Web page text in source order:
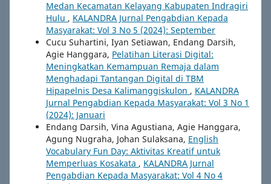
Medan Kecamatan Kelayang Kabupaten Indragiri
Hulu , KALANDRA Jurnal Pengabdian Kepada
Masyarakat: Vol 3 No 5 (2024): September
Cucu Suhartini, Iyan Setiawan, Endang Darsih,
Agie Hanggara, Pelatihan Literasi Digital:
Meningkatkan Kemampuan Remaja dalam
Menghadapi Tantangan Digital di TBM
Hipapelnis Desa Kalimanggiskulon , KALANDRA
Jurnal Pengabdian Kepada Masyarakat: Vol 3 No 1
(2024): Januari
Endang Darsih, Vina Agustiana, Agie Hanggara,
Agung Nugraha, Johan Sulaksana, English
Vocabulary Fun Day: Aktivitas Kreatif untuk
Memperluas Kosakata , KALANDRA Jurnal
Pengabdian Kepada Masyarakat: Vol 4 No 4